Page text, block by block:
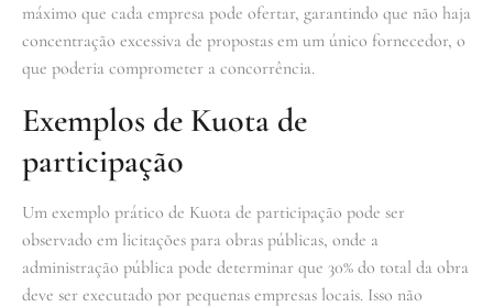
máximo que cada empresa pode ofertar, garantindo que não haja
concentração excessiva de propostas em um único fornecedor, o
que poderia comprometer a concorrência.
Exemplos de Kuota de
participação
Um exemplo prático de Kuota de participação pode ser
observado em licitações para obras públicas, onde a
administração pública pode determinar que 30% do total da obra
deve ser executado por pequenas empresas locais. Isso não